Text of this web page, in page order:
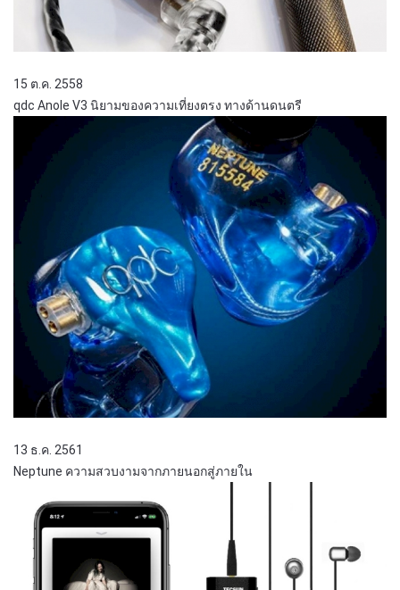
15 ต.ค. 2558
qdc Anole V3 นิยามของความเที่ยงตรง ทางด้านดนตรี
13 ธ.ค. 2561
Neptune ความสวบงามจากภายนอกสู่ภายใน